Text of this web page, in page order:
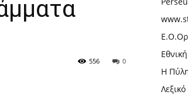
0
556
Η